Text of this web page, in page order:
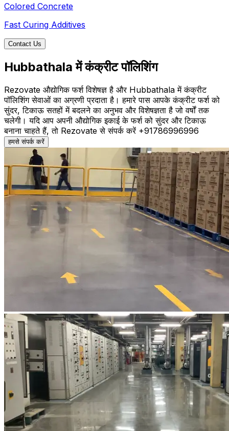
Colored Concrete
Fast Curing Additives
Contact Us
Hubbathala में कंक्रीट पॉलिशिंग
Rezovate औद्योगिक फर्श विशेषज्ञ है और Hubbathala में कंक्रीट
पॉलिशिंग सेवाओं का अग्रणी प्रदाता है। हमारे पास आपके कंक्रीट फर्श को
सुंदर, टिकाऊ सतहों में बदलने का अनुभव और विशेषज्ञता है जो वर्षों तक
चलेगी। यदि आप अपनी औद्योगिक इकाई के फर्श को सुंदर और टिकाऊ
बनाना चाहते हैं, तो Rezovate से संपर्क करें +91786996996
हमसे संपर्क करें